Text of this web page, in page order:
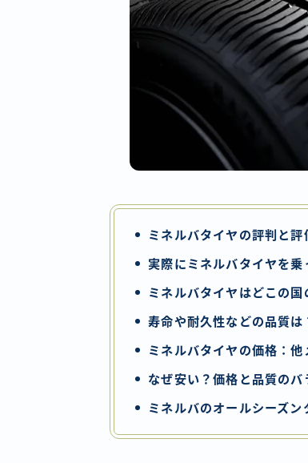
ミネルバタイヤの評判と評
実際にミネルバタイヤを乗
ミネルバタイヤはどこの
寿命や耐久性などの品質は
ミネルバタイヤの価格：
なぜ安い？価格と品質のバ
ミネルバのオールシーズン